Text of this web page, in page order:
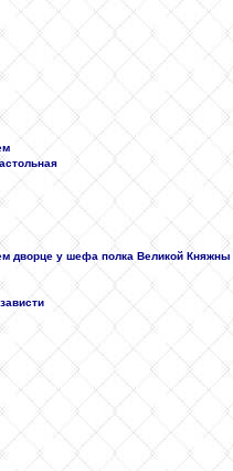
у шефа полка Великой Княжны